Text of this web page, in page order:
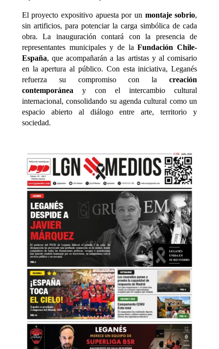
El proyecto expositivo apuesta por un montaje sobrio,
sin artificios, para potenciar la carga simbólica de cada
obra. La inauguración contará con la presencia de
representantes municipales y de laFundación Chile-
España, que acompañarán a las artistas y al comisario
en la apertura al público. Con esta iniciativa, Leganés
refuerza su compromiso con lacreación
contemporáneay con el intercambio cultural
internacional, consolidando su agenda cultural como un
espacio abierto al diálogo entre arte, territorio y
sociedad.